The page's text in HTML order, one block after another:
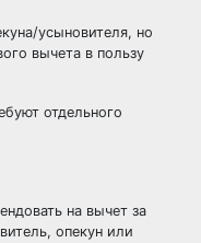
усыновителя, но
вычета в пользу
отдельного
на вычет за
опекун или